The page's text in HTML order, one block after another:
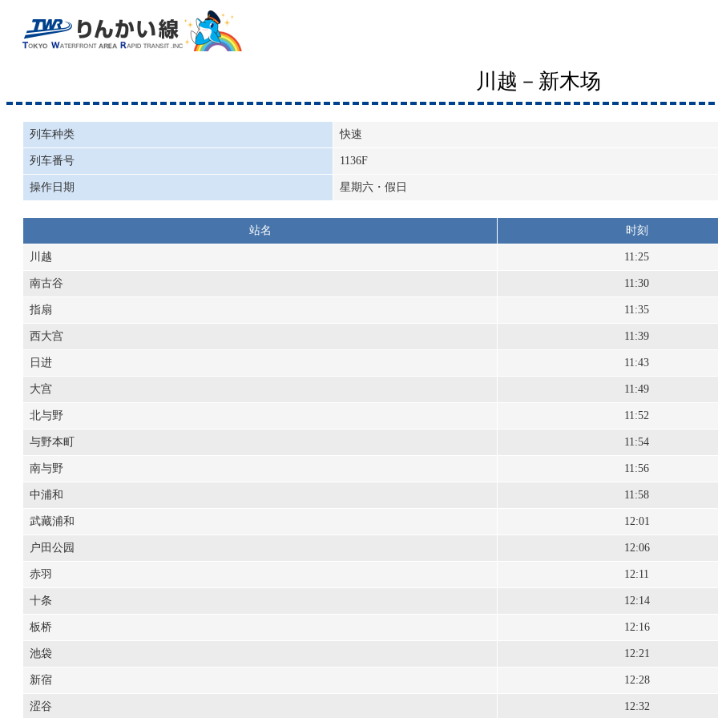
川越－新木场
列车种类 快速
列车番号 1136F
操作日期 星期六・假日
站名 时刻
川越 11:25
南古谷 11:30
指扇 11:35
西大宫 11:39
日进 11:43
大宫 11:49
北与野 11:52
与野本町 11:54
南与野 11:56
中浦和 11:58
武藏浦和 12:01
户田公园 12:06
赤羽 12:11
十条 12:14
板桥 12:16
池袋 12:21
新宿 12:28
涩谷 12:32